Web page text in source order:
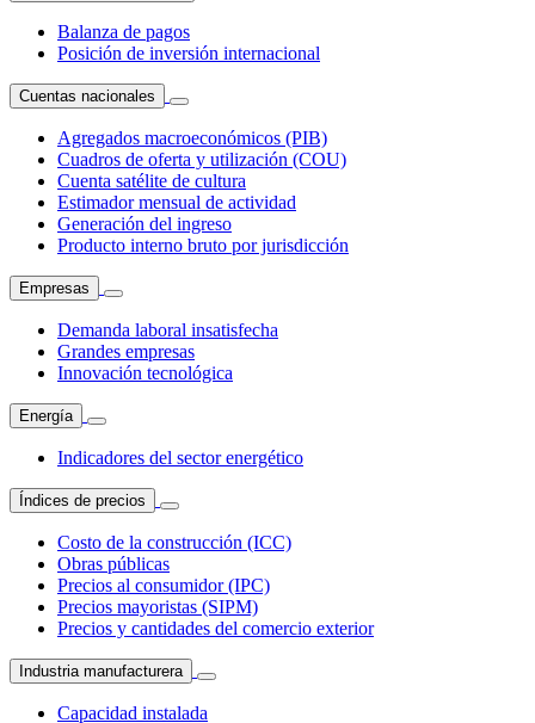
Balanza de pagos
Posición de inversión internacional
Cuentas nacionales
Agregados macroeconómicos (PIB)
Cuadros de oferta y utilización (COU)
Cuenta satélite de cultura
Estimador mensual de actividad
Generación del ingreso
Producto interno bruto por jurisdicción
Empresas
Demanda laboral insatisfecha
Grandes empresas
Innovación tecnológica
Energía
Indicadores del sector energético
Índices de precios
Costo de la construcción (ICC)
Obras públicas
Precios al consumidor (IPC)
Precios mayoristas (SIPM)
Precios y cantidades del comercio exterior
Industria manufacturera
Capacidad instalada